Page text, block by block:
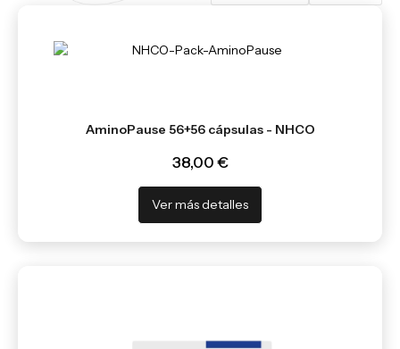
AminoPause 56+56 cápsulas - NHCO
38,00 €
Ver más detalles